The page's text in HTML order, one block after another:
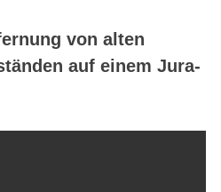
von alten
auf einem Jura-